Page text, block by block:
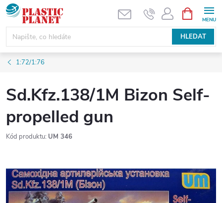
Přejít
na
obsah
HLEDAT
NÁKUPNÍ
KOŠÍK
1:72/1:76
Sd.Kfz.138/1M Bizon Self-
propelled gun
Kód produktu: UM 346